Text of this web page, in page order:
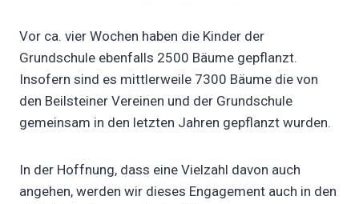
Vor ca. vier Wochen haben die Kinder der
Grundschule ebenfalls 2500 Bäume gepflanzt.
Insofern sind es mittlerweile 7300 Bäume die von
den Beilsteiner Vereinen und der Grundschule
gemeinsam in den letzten Jahren gepflanzt wurden.
In der Hoffnung, dass eine Vielzahl davon auch
angehen, werden wir dieses Engagement auch in den